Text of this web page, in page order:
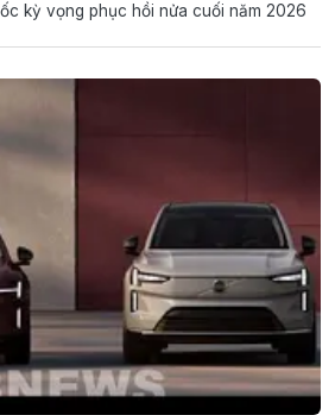
kỳ vọng phục hồi nửa cuối năm 2026